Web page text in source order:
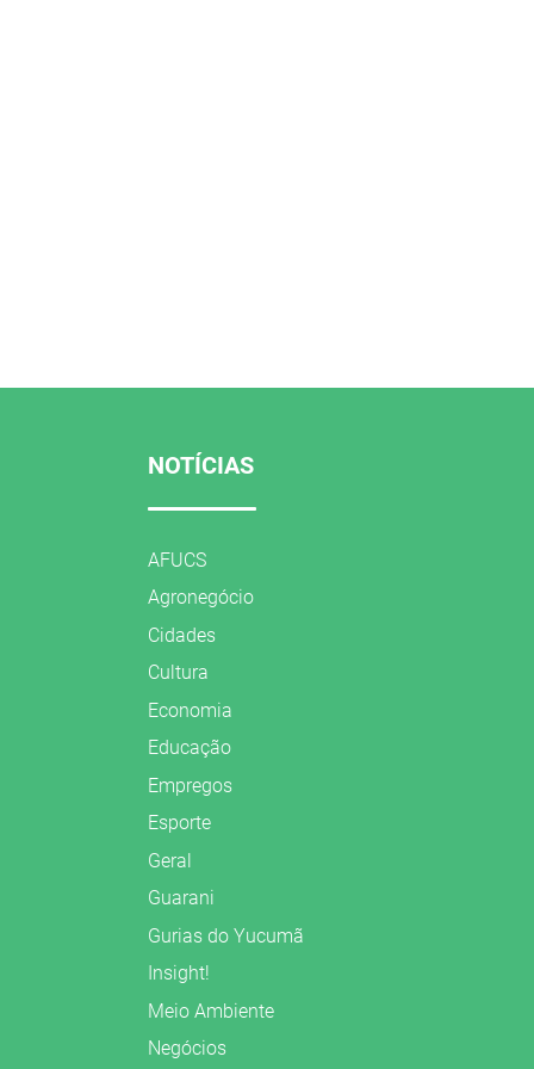
NOTÍCIAS
AFUCS
Agronegócio
Cidades
Cultura
Economia
Educação
Empregos
Esporte
Geral
Guarani
Gurias do Yucumã
Insight!
Meio Ambiente
Negócios